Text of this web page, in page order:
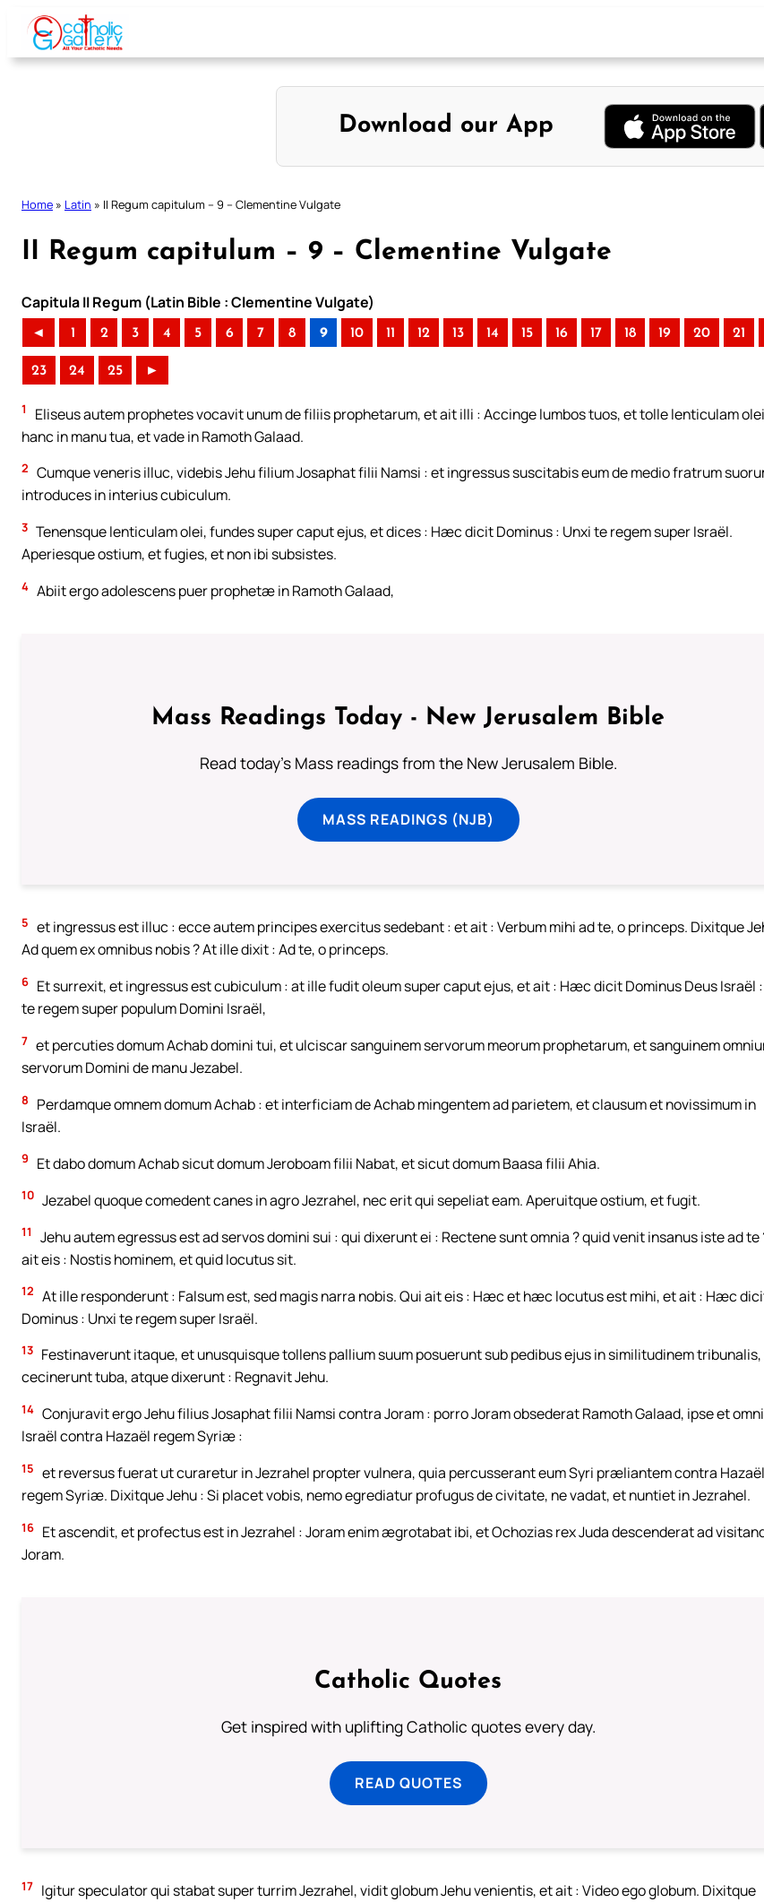
Skip
content
Download our App
Home » Latin » II Regum capitulum – 9 – Clementine Vulgate
II Regum capitulum – 9 – Clementine Vulgate
Capitula II Regum (Latin Bible : Clementine Vulgate)
◄ 1 2 3 4 5 6 7 8 9 10 11 12 13 14 15 16 17 18 19 20 21
23 24 25 ►
1
Eliseus autem prophetes vocavit unum de filiis prophetarum, et ait illi : Accinge lumbos tuos, et tolle lenticulam olei
hanc in manu tua, et vade in Ramoth Galaad.
2 Cumque veneris illuc, videbis Jehu filium Josaphat filii Namsi : et ingressus suscitabis eum de medio fratrum
introduces in interius cubiculum.
3 Tenensque lenticulam olei, fundes super caput ejus, et dices : Hæc dicit Dominus : Unxi te regem super Israël.
Aperiesque ostium, et fugies, et non ibi subsistes.
4 Abiit ergo adolescens puer prophetæ in Ramoth Galaad,
Mass Readings Today - New Jerusalem Bible
Read today's Mass readings from the New Jerusalem Bible.
MASS READINGS (NJB)
5 et ingressus est illuc : ecce autem principes exercitus sedebant : et ait : Verbum mihi ad te, o princeps. Dixitque
Ad quem ex omnibus nobis ? At ille dixit : Ad te, o princeps.
6 Et surrexit, et ingressus est cubiculum : at ille fudit oleum super caput ejus, et ait : Hæc dicit Dominus Deus Israël
te regem super populum Domini Israël,
7 et percuties domum Achab domini tui, et ulciscar sanguinem servorum meorum prophetarum, et sanguinem
servorum Domini de manu Jezabel.
8
Perdamque omnem domum Achab : et interficiam de Achab mingentem ad parietem, et clausum et novissimum in
Israël.
9 Et dabo domum Achab sicut domum Jeroboam filii Nabat, et sicut domum Baasa filii Ahia.
10 Jezabel quoque comedent canes in agro Jezrahel, nec erit qui sepeliat eam. Aperuitque ostium, et fugit.
11
Jehu autem egressus est ad servos domini sui : qui dixerunt ei : Rectene sunt omnia ? quid venit insanus iste ad te
ait eis : Nostis hominem, et quid locutus sit.
12 At ille responderunt : Falsum est, sed magis narra nobis. Qui ait eis : Hæc et hæc locutus est mihi, et ait : Hæc
Dominus : Unxi te regem super Israël.
13 Festinaverunt itaque, et unusquisque tollens pallium suum posuerunt sub pedibus ejus in similitudinem
cecinerunt tuba, atque dixerunt : Regnavit Jehu.
14 Conjuravit ergo Jehu filius Josaphat filii Namsi contra Joram : porro Joram obsederat Ramoth Galaad, ipse et
Israël contra Hazaël regem Syriæ :
15 et reversus fuerat ut curaretur in Jezrahel propter vulnera, quia percusserant eum Syri præliantem contra Hazaël
regem Syriæ. Dixitque Jehu : Si placet vobis, nemo egrediatur profugus de civitate, ne vadat, et nuntiet in Jezrahel.
16 Et ascendit, et profectus est in Jezrahel : Joram enim ægrotabat ibi, et Ochozias rex Juda descenderat ad
Joram.
Catholic Quotes
Get inspired with uplifting Catholic quotes every day.
READ QUOTES
17 Igitur speculator qui stabat super turrim Jezrahel, vidit globum Jehu venientis, et ait : Video ego globum. Dixitque